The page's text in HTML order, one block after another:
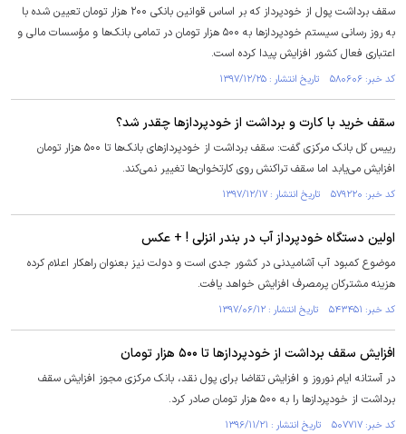
سقف برداشت پول از خودپرداز که بر اساس قوانین بانکی ۲۰۰ هزار تومان تعیین شده با
به روز رسانی سیستم خودپردازها به ۵۰۰ هزار تومان در تمامی بانک‌ها و مؤسسات مالی و
اعتباری فعال کشور افزایش پیدا کرده است.
کد خبر: ۵۸۰۶۰۶ تاریخ انتشار : ۱۳۹۷/۱۲/۲۵
سقف خرید با کارت و برداشت از خودپردازها چقدر شد؟
رییس کل بانک مرکزی گفت: سقف برداشت از خودپردازهای بانک‌ها تا ۵۰۰ هزار تومان
افزایش می‌یابد اما سقف تراکنش روی کارتخوان‌ها تغییر نمی‌کند.
کد خبر: ۵۷۹۲۲۰ تاریخ انتشار : ۱۳۹۷/۱۲/۱۷
اولین دستگاه خودپرداز آب در بندر انزلی ! + عکس
موضوع کمبود آب آشامیدنی در کشور جدی است و دولت نیز بعنوان راهکار اعلام کرده
هزینه مشترکان پرمصرف افزایش خواهد یافت.
کد خبر: ۵۴۳۴۵۱ تاریخ انتشار : ۱۳۹۷/۰۶/۱۲
افزایش سقف برداشت از خودپردازها تا ۵۰۰ هزار تومان
در آستانه ایام نوروز و افزایش تقاضا برای پول نقد، بانک مرکزی مجوز افزایش سقف
برداشت از خودپردازها را به ۵۰۰ هزار تومان صادر کرد.
کد خبر: ۵۰۷۷۱۷ تاریخ انتشار : ۱۳۹۶/۱۱/۲۱